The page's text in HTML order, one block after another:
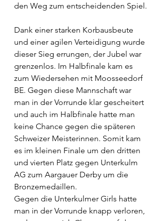
den Weg zum entscheidenden Spiel.
Dank einer starken Korbausbeute
und einer agilen Verteidigung wurde
dieser Sieg errungen, der Jubel war
grenzenlos. Im Halbfinale kam es
zum Wiedersehen mit Moosseedorf
BE. Gegen diese Mannschaft war
man in der Vorrunde klar gescheitert
und auch im Halbfinale hatte man
keine Chance gegen die späteren
Schweizer Meisterinnen. Somit kam
es im kleinen Finale um den dritten
und vierten Platz gegen Unterkulm
AG zum Aargauer Derby um die
Bronzemedaillen.
Gegen die Unterkulmer Girls hatte
man in der Vorrunde knapp verloren,